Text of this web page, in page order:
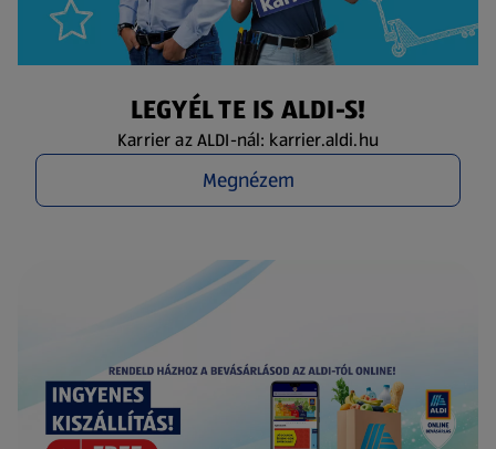
LEGYÉL TE IS ALDI-S!
Karrier az ALDI-nál: karrier.aldi.hu
Megnézem